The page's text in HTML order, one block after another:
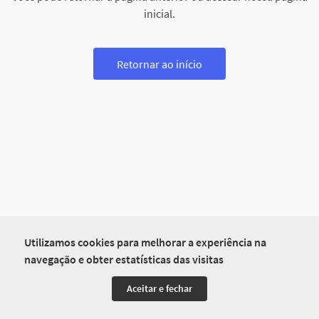
Utilizamos cookies para melhorar a experiência na
navegação e obter estatísticas das visitas
Aceitar e fechar
inicial.
Retornar ao início